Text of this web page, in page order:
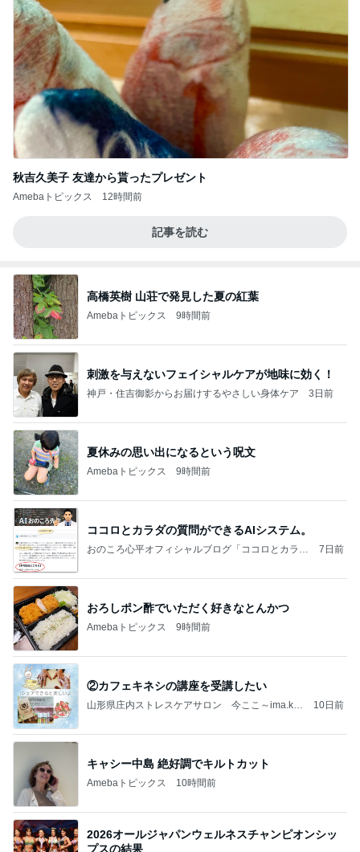
秋吉久美子 友達から貰ったプレゼント
Amebaトピックス 12時間前
記事を読む
高橋英樹 山荘で発見した夏の紅葉
Amebaトピックス 9時間前
刺激を与えないフェイシャルケアが地味に効く！
神戸・住吉御影からお届けするやさしい身体ケア 3日前
夏休みの思い出になるという呪文
Amebaトピックス 9時間前
ココロとカラダの質問ができるAIシステム。
おのころ心平オフィシャルブログ「ココロとカラダ
7日前
おろしポン酢でいただく好きなとんかつ
Amebaトピックス 9時間前
②カフェキネシの講座を受講したい
山形県庄内ストレスケアサロン 今ここ～ima.kok
10日前
キャシー中島 絶好調でキルトカット
Amebaトピックス 10時間前
2026オールジャパンウェルネスチャンピオンシッ
プスの結果